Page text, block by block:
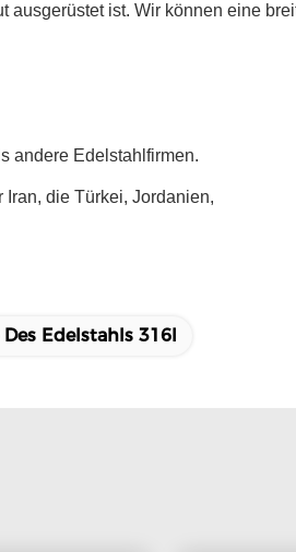
ist. Wir können eine
andere Edelstahlfirmen.
die Türkei, Jordanien,
Edelstahls 316l